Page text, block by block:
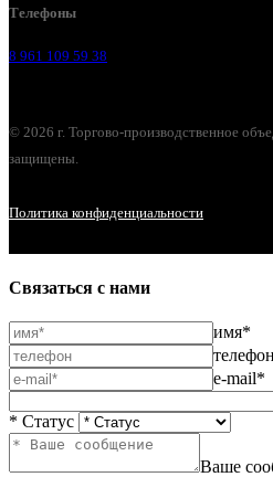
Телефоны
8 961 109 59 38
© 2026 г. Торгово-производственное
защищены.
Политика конфиденциальности
Связаться с нами
имя*
телефон
e-mail*
* Статус
Ваше